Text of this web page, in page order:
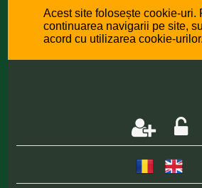
Acest site folosește cookie-uri.
continuarea navigarii pe site,
acord cu utilizarea cookie-urilor.